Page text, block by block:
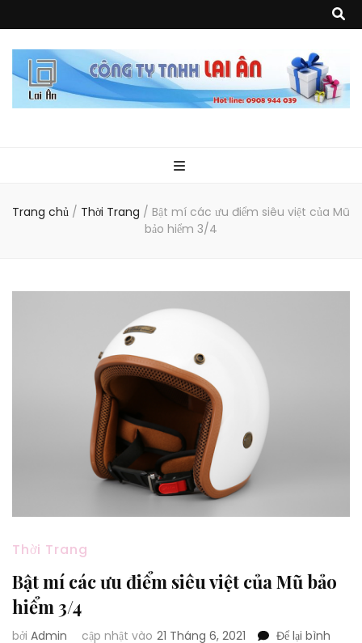
Ân
phẩm về nhựa như áo mưa, túi nhựa, handger…Đặc biệt là các sản phẩm
từ MICA, MDF, FORMAT như tủ trưng bày, quầy, kệ, Tray…
Trang chủ / Thời Trang / Bật mí các ưu điểm siêu việt của Mũ
bảo hiểm 3/4
Thời Trang
Bật mí các ưu điểm siêu việt của Mũ bảo
hiểm 3/4
bởi Admin cập nhật vào 21 Tháng 6, 2021
Để lại bình